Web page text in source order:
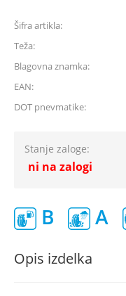
Šifra artikla:
Teža:
Blagovna znamka:
EAN:
DOT pnevmatike:
Stanje zaloge:
ni na zalogi
B A
Opis izdelka